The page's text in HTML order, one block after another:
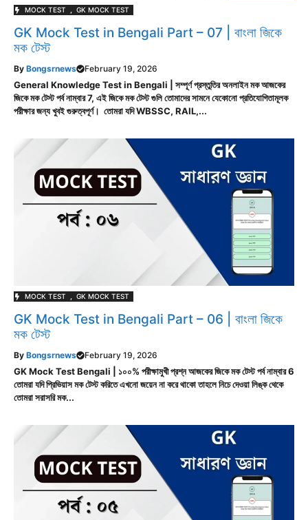
MOCK TEST GK MOCK TEST
GK Mock Test in Bengali Part – 07 | বাংলা জিকে
মক টেস্ট
By Bongsrnews February 19, 2026
General Knowledge Test in Bengali | সম্পূর্ণ প্রস্তুতির অনলাইন মক আজকের
জিকে মক টেস্ট পর্ব নাম্বার 7, এই জিকে মক টেস্ট গুলি তোমাদের সামনে যেকোনো প্রতিযোগিতামূলক
পরীক্ষার জন্য খুবই গুরুত্বপূর্ণ। তোমরা যদি WBSSC, RAIL,...
MOCK TEST GK MOCK TEST
GK Mock Test in Bengali Part – 06 | বাংলা জিকে
মক টেস্ট
By Bongsrnews February 19, 2026
GK Mock Test Bengali | ১০০% পরীক্ষামুখী প্রশ্ন আজকের জিকে মক টেস্ট পর্ব নাম্বার 6
তোমরা যদি প্রিভিয়াস মক টেস্ট করিতে এখনো জয়েন না করে থাকো তাহলে নিচে দেওয়া লিঙ্ক থেকে
তোমরা সরাসরি মক...